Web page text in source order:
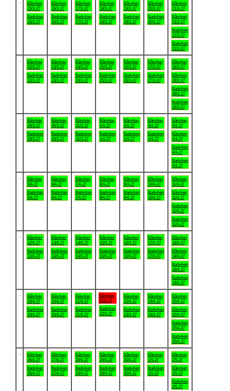
Båtviken
15/3-27
Badviken
15/3-27
Båtviken
16/3-27
Badviken
16/3-27
Båtviken
17/3-27
Badviken
17/3-27
Båtviken
18/3-27
Badviken
18/3-27
Båtviken
19/3-27
Badviken
19/3-27
Båtviken
20/3-27
Badviken
20/3-27
Båtviken
21/3-27
Båtviken
21/3-27
Badviken
21/3-27
Badviken
21/3-27
Båtviken
22/3-27
Badviken
22/3-27
Båtviken
23/3-27
Badviken
23/3-27
Båtviken
24/3-27
Badviken
24/3-27
Båtviken
25/3-27
Badviken
25/3-27
Båtviken
26/3-27
Badviken
26/3-27
Båtviken
27/3-27
Badviken
27/3-27
Båtviken
28/3-27
Båtviken
28/3-27
Badviken
28/3-27
Badviken
28/3-27
Båtviken
29/3-27
Badviken
29/3-27
Båtviken
30/3-27
Badviken
30/3-27
Båtviken
31/3-27
Badviken
31/3-27
Båtviken
1/4-27
Badviken
1/4-27
Båtviken
2/4-27
Badviken
2/4-27
Båtviken
3/4-27
Badviken
3/4-27
Båtviken
4/4-27
Båtviken
4/4-27
Badviken
4/4-27
Badviken
4/4-27
Båtviken
5/4-27
Badviken
5/4-27
Båtviken
6/4-27
Badviken
6/4-27
Båtviken
7/4-27
Badviken
7/4-27
Båtviken
8/4-27
Badviken
8/4-27
Båtviken
9/4-27
Badviken
9/4-27
Båtviken
10/4-27
Badviken
10/4-27
Båtviken
11/4-27
Båtviken
11/4-27
Badviken
11/4-27
Badviken
11/4-27
Båtviken
12/4-27
Badviken
12/4-27
Båtviken
13/4-27
Badviken
13/4-27
Båtviken
14/4-27
Badviken
14/4-27
Båtviken
15/4-27
Badviken
15/4-27
Båtviken
16/4-27
Badviken
16/4-27
Båtviken
17/4-27
Badviken
17/4-27
Båtviken
18/4-27
Båtviken
18/4-27
Badviken
18/4-27
Badviken
18/4-27
Båtviken
19/4-27
Badviken
19/4-27
Båtviken
20/4-27
Badviken
20/4-27
Båtviken
21/4-27
Badviken
21/4-27
Båtviken
22/4-27
Badviken
22/4-27
Båtviken
23/4-27
Badviken
23/4-27
Båtviken
24/4-27
Badviken
24/4-27
Båtviken
25/4-27
Båtviken
25/4-27
Badviken
25/4-27
Badviken
25/4-27
Båtviken
26/4-27
Badviken
26/4-27
Båtviken
27/4-27
Badviken
27/4-27
Båtviken
28/4-27
Badviken
28/4-27
Båtviken
29/4-27
Badviken
29/4-27
Båtviken
30/4-27
Badviken
30/4-27
Båtviken
1/5-27
Badviken
1/5-27
Båtviken
2/5-27
Båtviken
2/5-27
Badviken
2/5-27